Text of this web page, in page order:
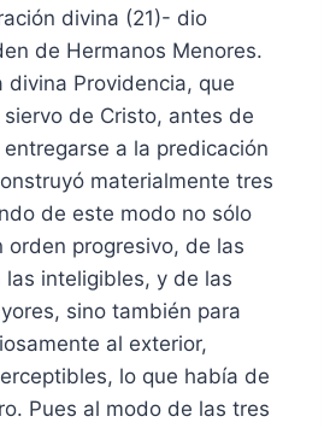
divina (21)- dio
de Hermanos Menores.
divina Providencia, que
de Cristo, antes de
a la predicación
materialmente tres
de este modo no sólo
orden progresivo, de las
las inteligibles, y de las
sino también para
al exterior,
lo que había de
Pues al modo de las tres